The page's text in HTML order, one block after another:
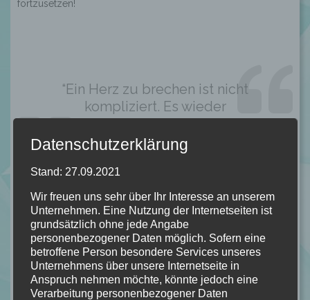
fortzusetzen!
“Ein Herz zu brechen ist nicht
kompliziert. Es wieder
zusammenzusetzen, das ist die
wahre Herausforderung.” Kapitel 28
Von mir bekommt "The Perfect Fit" von Kara Atikin
4/5 Sternen!
Datenschutzerklärung
Stand: 27.09.2021
Wir freuen uns sehr über Ihr Interesse an unserem
Unternehmen. Eine Nutzung der Internetseiten ist
grundsätzlich ohne jede Angabe
personenbezogener Daten möglich. Sofern eine
betroffene Person besondere Services unseres
Unternehmens über unsere Internetseite in
Anspruch nehmen möchte, könnte jedoch eine
Verarbeitung personenbezogener Daten